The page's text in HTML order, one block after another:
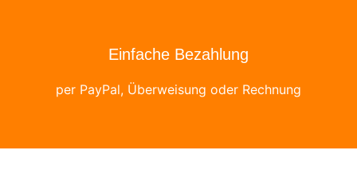
Einfache Bezahlung
per PayPal, Überweisung oder Rechnung